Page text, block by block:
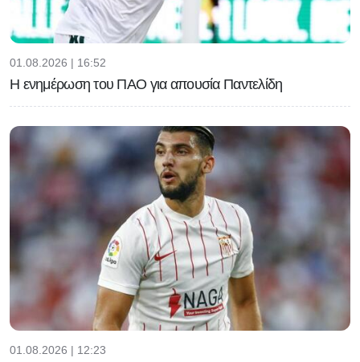
01.08.2026 | 16:52
Η ενημέρωση του ΠΑΟ για απουσία Παντελίδη
01.08.2026 | 12:23